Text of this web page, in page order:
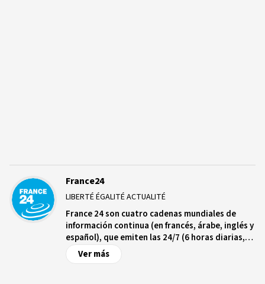
France24
LIBERTÉ ÉGALITÉ ACTUALITÉ
France 24 son cuatro cadenas mundiales de
información continua (en francés, árabe, inglés y
español), que emiten las 24/7 (6 horas diarias,
para la cadena en español) en 355 millones de
hogares en los 5 continentes.
Ver más